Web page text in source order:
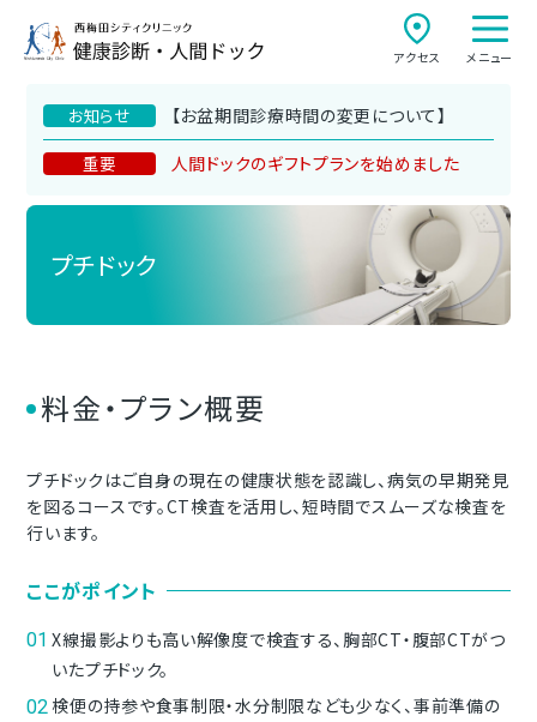
メニュー
アクセス
お知らせ 【お盆期間診療時間の変更について】
重要 人間ドックのギフトプランを始めました
プチドック
料金・プラン概要
プチドックはご自身の現在の健康状態を認識し、病気の早期発見
を図るコースです。CT検査を活用し、短時間でスムーズな検査を
行います。
ここがポイント
X線撮影よりも高い解像度で検査する、胸部CT・腹部CTがつ
いたプチドック。
検便の持参や食事制限・水分制限なども少なく、事前準備の